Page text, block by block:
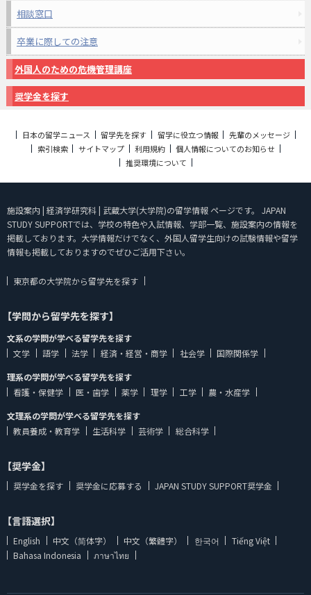
相談窓口
卒業に際しての注意
外国人のための危機管理講座
奨学金を探す
日本の留学ニュース 留学先を探す 留学に役立つ情報
先輩のメッセージ
索引検索
サイトマップ 利用規約
個人情報についてのお知らせ
推奨環境について
施設案内 | 経済学研究科 | 武蔵大学(大学院)の留学情報 ページです。 JAPAN
STUDY SUPPORTでは、学校の特色や入試情報、学部一覧、施設案内の情報を
掲載しております。大学情報だけでなく、外国人留学生向けの試験情報や留学
情報も掲載しておりますのでぜひご活用下さい。
東京都の大学院から留学先を探す
【学問から留学先を探す】
文系の学問が学べる留学先を探す
文学
語学 法学 経済・経営・商学 社会学
国際関係学
理系の学問が学べる留学先を探す
看護・保健学
医・歯学 薬学 理学 工学
農・水産学
文理系の学問が学べる留学先を探す
教員養成・教育学
生活科学 芸術学 総合科学
【奨学金】
奨学金を探す 奨学金に応募する JAPAN STUDY SUPPORT奨学金
【言語選択】
English 中文（简体字） 中文（繁體字） 한국어
Tiếng Việt
Bahasa Indonesia
ภาษาไทย